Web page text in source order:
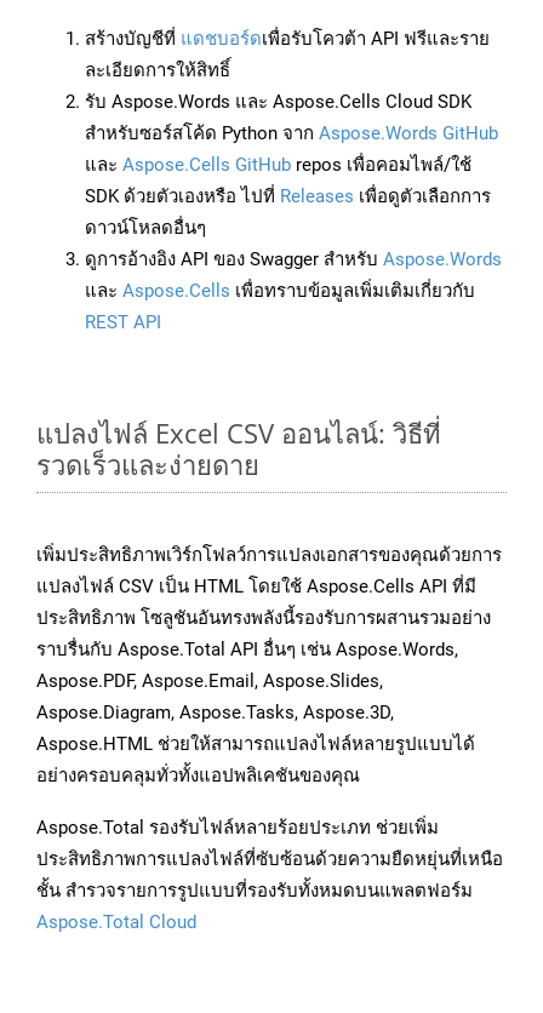
สร้างบัญชีที่ แดชบอร์ดเพื่อรับโควต้า API ฟรีและราย
ละเอียดการให้สิทธิ์
รับ Aspose.Words และ Aspose.Cells Cloud SDK
สำหรับซอร์สโค้ด Python จาก Aspose.Words GitHub
และ Aspose.Cells GitHub repos เพื่อคอมไพล์/ใช้
SDK ด้วยตัวเองหรือ ไปที่ Releases เพื่อดูตัวเลือกการ
ดาวน์โหลดอื่นๆ
ดูการอ้างอิง API ของ Swagger สำหรับ Aspose.Words
และ Aspose.Cells เพื่อทราบข้อมูลเพิ่มเติมเกี่ยวกับ
REST API
แปลงไฟล์ Excel CSV ออนไลน์: วิธีที่
รวดเร็วและง่ายดาย
เพิ่มประสิทธิภาพเวิร์กโฟลว์การแปลงเอกสารของคุณด้วยการ
แปลงไฟล์ CSV เป็น HTML โดยใช้ Aspose.Cells API ที่มี
ประสิทธิภาพ โซลูชันอันทรงพลังนี้รองรับการผสานรวมอย่าง
ราบรื่นกับ Aspose.Total API อื่นๆ เช่น Aspose.Words,
Aspose.PDF, Aspose.Email, Aspose.Slides,
Aspose.Diagram, Aspose.Tasks, Aspose.3D,
Aspose.HTML ช่วยให้สามารถแปลงไฟล์หลายรูปแบบได้
อย่างครอบคลุมทั่วทั้งแอปพลิเคชันของคุณ
Aspose.Total รองรับไฟล์หลายร้อยประเภท ช่วยเพิ่ม
ประสิทธิภาพการแปลงไฟล์ที่ซับซ้อนด้วยความยืดหยุ่นที่เหนือ
ชั้น สำรวจรายการรูปแบบที่รองรับทั้งหมดบนแพลตฟอร์ม
Aspose.Total Cloud